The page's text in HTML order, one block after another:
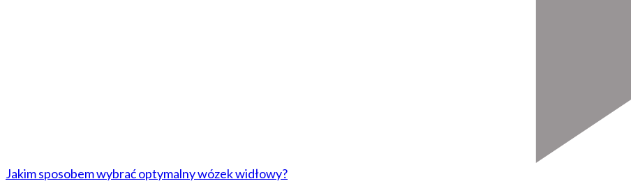
Jakim sposobem wybrać optymalny wózek widłowy?